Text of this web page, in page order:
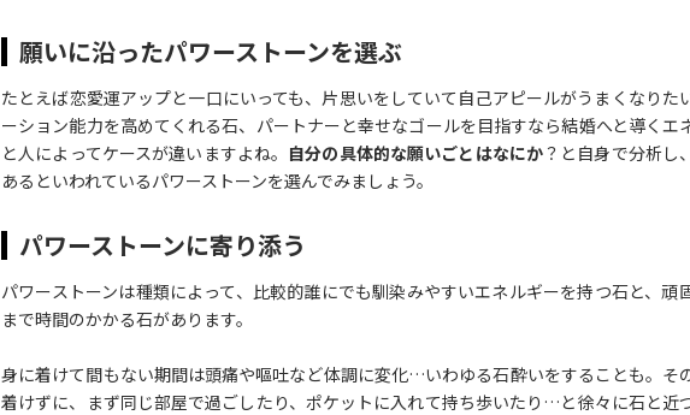
願いに沿ったパワーストーンを選ぶ
たとえば恋愛運アップと一口にいっても、片思いをしていて自己アピールがうまくなりた
ーション能力を高めてくれる石、パートナーと幸せなゴールを目指すなら結婚へと導く
と人によってケースが違いますよね。 自分の具体的な願いごとはなにか？と自身で分析し
あるといわれているパワーストーンを選んでみましょう。
パワーストーンに寄り添う
パワーストーンは種類によって、比較的誰にでも馴染みやすいエネルギーを持つ石と、頑
まで時間のかかる石があります。
身に着けて間もない期間は頭痛や嘔吐など体調に変化…いわゆる石酔いをすることも。そ
着けずに、まず同じ部屋で過ごしたり、ポケットに入れて持ち歩いたり…と徐々に石と近